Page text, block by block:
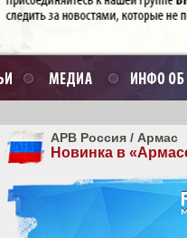
APB Россия / Армас
Новинка в